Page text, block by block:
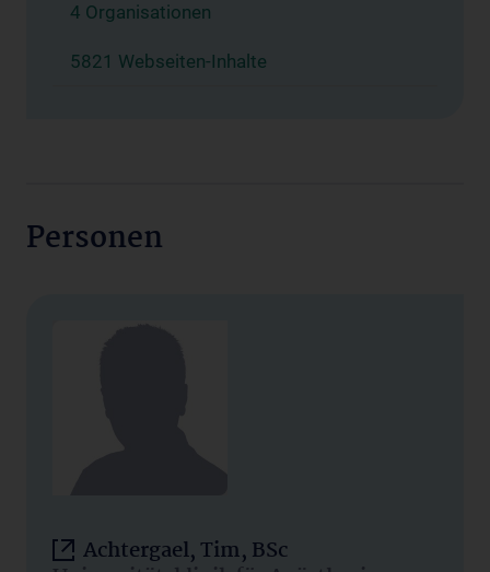
4 Organisationen
5821 Webseiten-Inhalte
Personen
Achtergael, Tim, BSc